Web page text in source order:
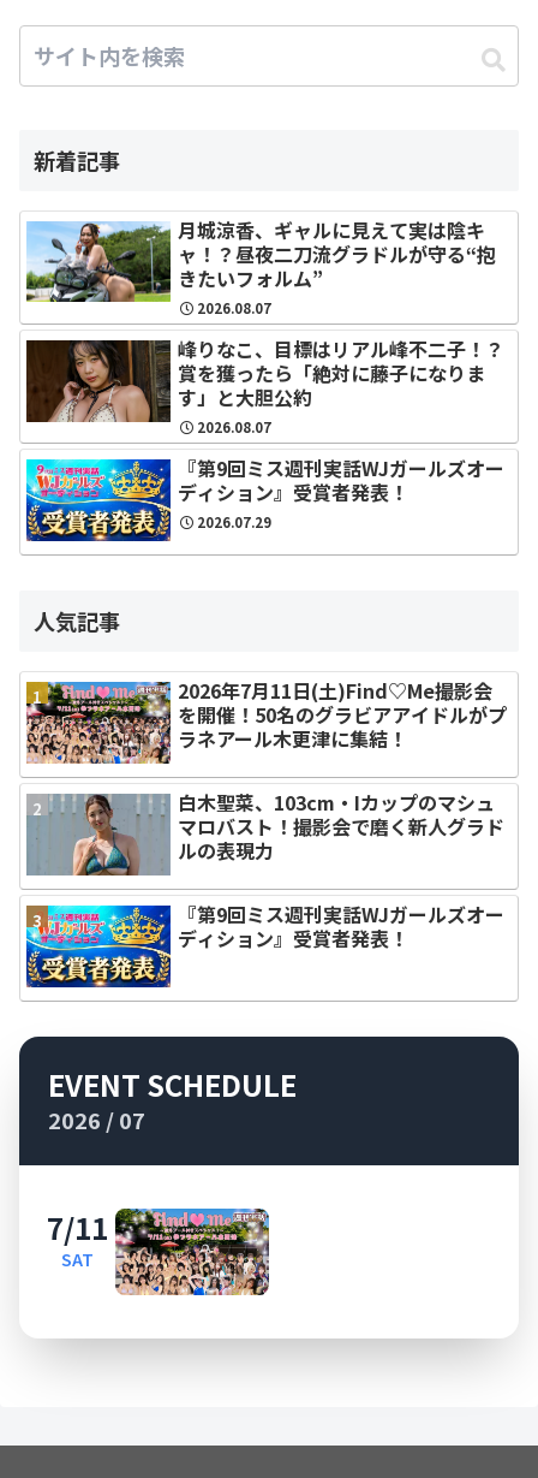
新着記事
月城涼香、ギャルに見えて実は陰キ
ャ！？昼夜二刀流グラドルが守る“抱
きたいフォルム”
2026.08.07
峰りなこ、目標はリアル峰不二子！？
賞を獲ったら「絶対に藤子になりま
す」と大胆公約
2026.08.07
『第9回ミス週刊実話WJガールズオー
ディション』受賞者発表！
2026.07.29
人気記事
2026年7月11日(土)Find♡Me撮影会
を開催！50名のグラビアアイドルがプ
ラネアール木更津に集結！
白木聖菜、103cm・Iカップのマシュ
マロバスト！撮影会で磨く新人グラド
ルの表現力
『第9回ミス週刊実話WJガールズオー
ディション』受賞者発表！
EVENT SCHEDULE
2026 / 07
7/11
SAT